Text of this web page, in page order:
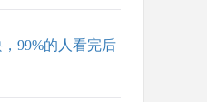
99%的人看完后